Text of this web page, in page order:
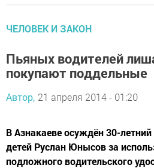
ЧЕЛОВЕК И ЗАКОН
Пьяных водителей
покупают поддельные
Автор, 21 апреля 2014 - 01:20
В Азнакаеве осуждён 30-
детей Руслан Юнысов за
подложного водительского